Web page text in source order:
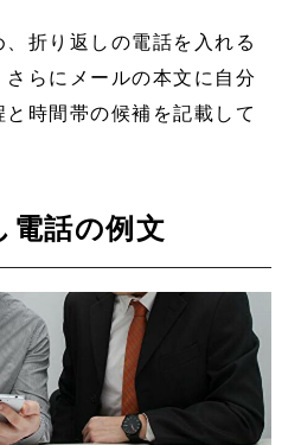
折り返しの電話を入れる
らにメールの本文に自分
時間帯の候補を記載して
電話の例文